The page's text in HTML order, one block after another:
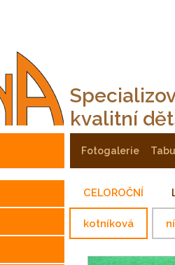
kvalitní
fotogalerie
CELOROČNÍ
kotníková